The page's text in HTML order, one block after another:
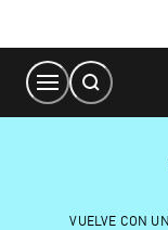
Content
VUELVE CON